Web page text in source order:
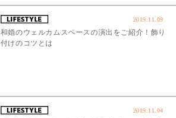
2019.11.09
和婚のウェルカムスペースの演出をご紹介！飾り
付けのコツとは
2019.11.04